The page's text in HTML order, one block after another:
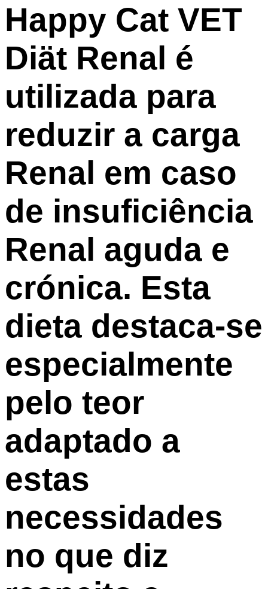
Happy Cat VET
Diät Renal é
utilizada para
reduzir a carga
Renal em caso
de insuficiência
Renal aguda e
crónica. Esta
dieta destaca-se
especialmente
pelo teor
adaptado a
estas
necessidades
no que diz